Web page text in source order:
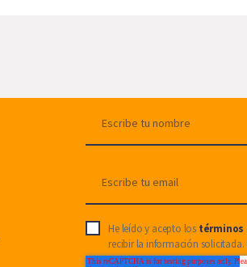
He leído y acepto los términos
recibir la información solicitada.